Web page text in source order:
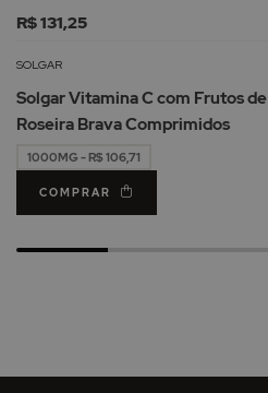
R$ 131,25
SOLGAR
Solgar Vitamina C com Frutos de
Roseira Brava Comprimidos
1000MG - R$ 106,71
COMPRAR